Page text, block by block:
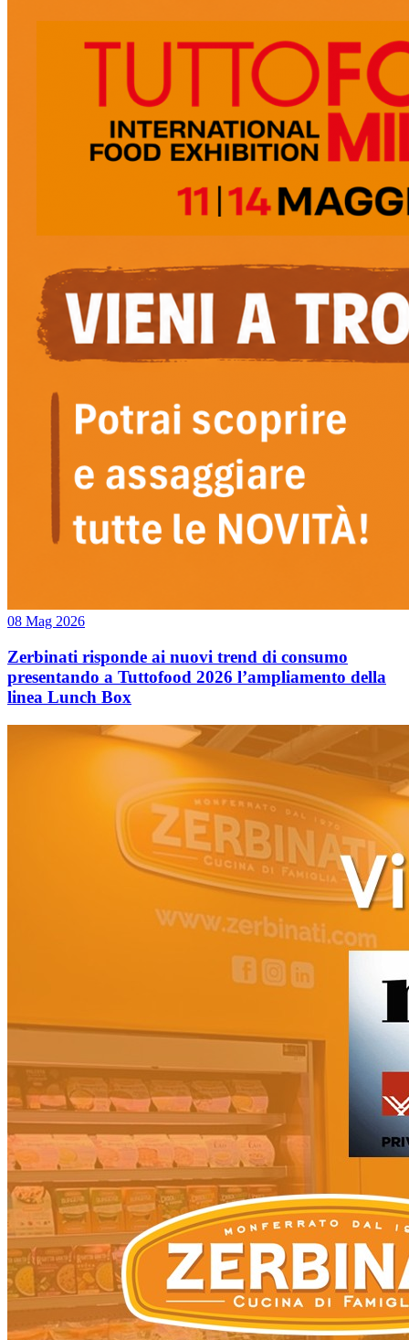
08 Mag 2026
Zerbinati risponde ai nuovi trend di consumo
presentando a Tuttofood 2026 l’ampliamento della
linea Lunch Box